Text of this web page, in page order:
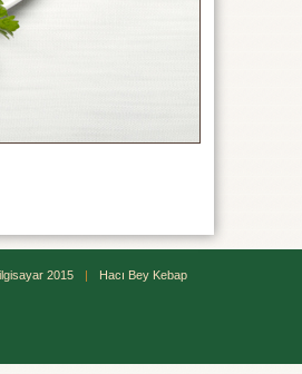
2015 | Hacı Bey Kebap